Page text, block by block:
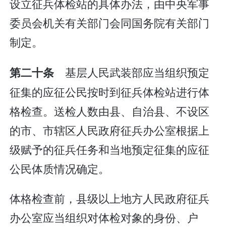
设立征兵体检站的具体办法，由中央军事
委员会机关有关部门会同国务院有关部门
制定。
第二十条 基层人民武装部应当组织预定
征集的应征公民按时到征兵体检站进行体
格检查。送检人数由县、自治县、不设区
的市、市辖区人民政府征兵办公室根据上
级赋予的征兵任务和当地预定征集的应征
公民体质情况确定。
体格检查前，县级以上地方人民政府征兵
办公室应当组织对体检对象的身份、户